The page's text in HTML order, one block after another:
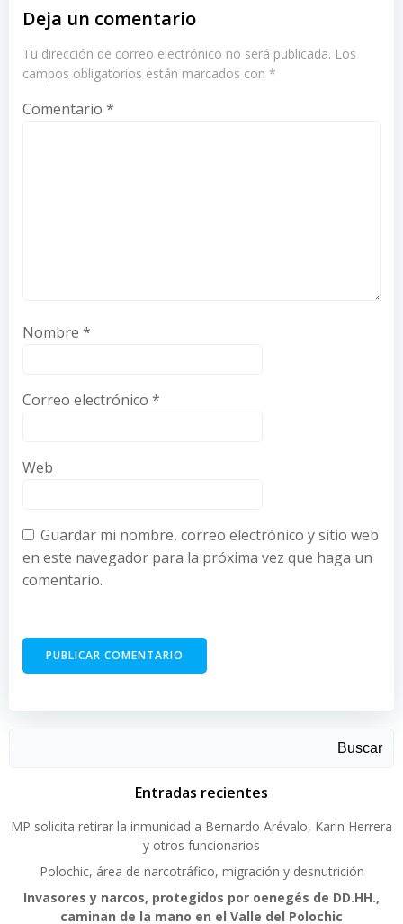
Deja un comentario
Tu dirección de correo electrónico no será publicada. Los
campos obligatorios están marcados con *
Comentario *
Nombre *
Correo electrónico *
Web
Guardar mi nombre, correo electrónico y sitio web
en este navegador para la próxima vez que haga un
comentario.
Buscar
Entradas recientes
MP solicita retirar la inmunidad a Bernardo Arévalo, Karin Herrera
y otros funcionarios
Polochic, área de narcotráfico, migración y desnutrición
Invasores y narcos, protegidos por oenegés de DD.HH.,
caminan de la mano en el Valle del Polochic